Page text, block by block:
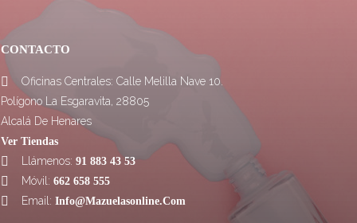
CONTACTO

Oficinas Centrales: Calle Melilla Nave 10.
Polígono La Esgaravita, 28805
Alcalá De Henares
Ver Tiendas
 Llámenos: 91 883 43 53
 Móvil: 662 658 555
 Email: Info@mazuelasonline.com